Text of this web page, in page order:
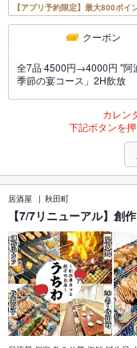
【アプリ予約限定】最大800ポイ
クーポン
全7品 4500円→4000円 "阿
季節の宴コース」2H飲放
カレン
下記ボタンを
居酒屋 秋田町
【7/7リニューアル】